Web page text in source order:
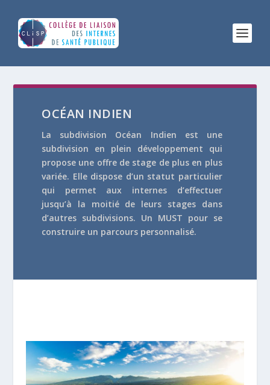
OCÉAN INDIEN
La subdivision Océan Indien est une
subdivision en plein développement qui
propose une offre de stage de plus en plus
variée. Elle dispose d’un statut particulier
qui permet aux internes d’effectuer
jusqu’à la moitié de leurs stages dans
d’autres subdivisions. Un MUST pour se
construire un parcours personnalisé.